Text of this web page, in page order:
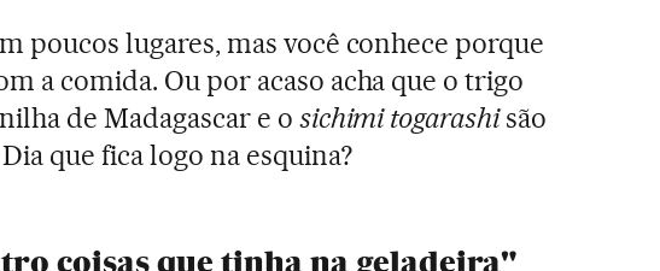
poucos lugares, mas você conhece porque
a comida. Ou por acaso acha que o trigo
de Madagascar e o sichimi togarashisão
que fica logo na esquina?
coisas que tinha na geladeira"